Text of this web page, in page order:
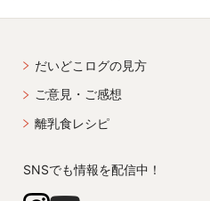
だいどこログの見方
ご意見・ご感想
離乳食レシピ
SNSでも情報を配信中！